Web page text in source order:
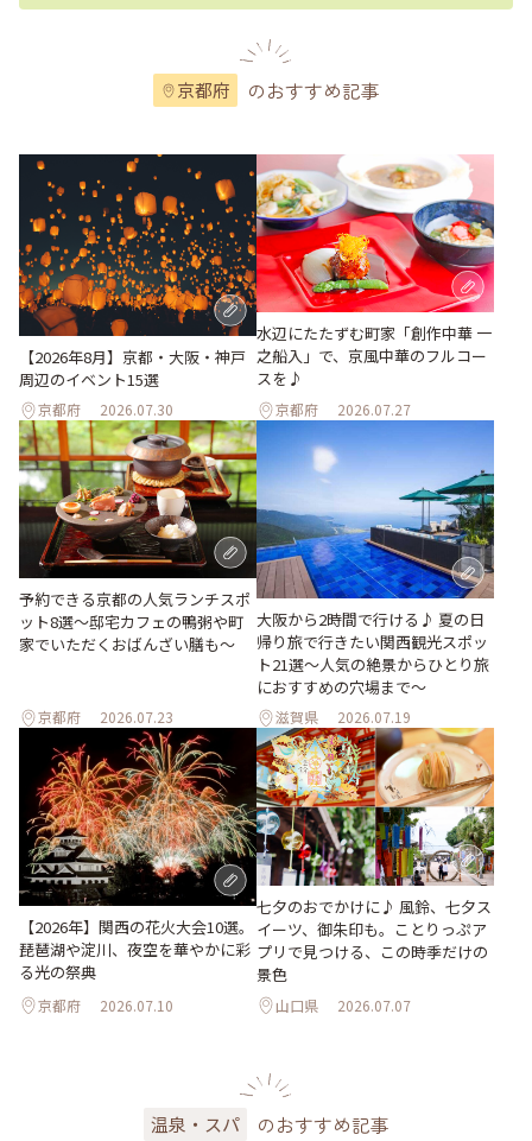
京都府 のおすすめ記事
【2026年8月】京都・大阪・神戸
周辺のイベント15選
京都府 2026.07.30
水辺にたたずむ町家「創作中華 一
之船入」で、京風中華のフルコー
スを♪
京都府 2026.07.27
予約できる京都の人気ランチスポ
ット8選～邸宅カフェの鴨粥や町
家でいただくおばんざい膳も～
京都府 2026.07.23
大阪から2時間で行ける♪ 夏の日
帰り旅で行きたい関西観光スポッ
ト21選～人気の絶景からひとり旅
におすすめの穴場まで～
滋賀県 2026.07.19
【2026年】関西の花火大会10選。
琵琶湖や淀川、夜空を華やかに彩
る光の祭典
京都府 2026.07.10
七夕のおでかけに♪ 風鈴、七夕ス
イーツ、御朱印も。ことりっぷア
プリで見つける、この時季だけの
景色
山口県 2026.07.07
温泉・スパ のおすすめ記事